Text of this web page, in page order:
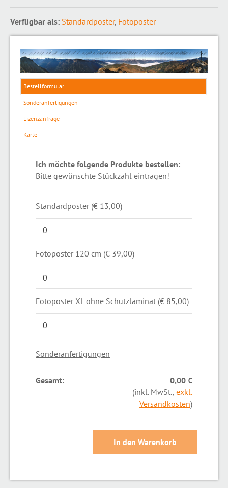
Verfügbar als: Standardposter, Fotoposter
Bestellformular
Sonderanfertigungen
Lizenzanfrage
Karte
Ich möchte folgende Produkte bestellen:
Bitte gewünschte Stückzahl eintragen!
Standardposter (€ 13,00)
Fotoposter 120 cm (€ 39,00)
Fotoposter XL ohne Schutzlaminat (€ 85,00)
Sonderanfertigungen
Gesamt:
0,00 €
(inkl. MwSt., exkl.
Versandkosten)